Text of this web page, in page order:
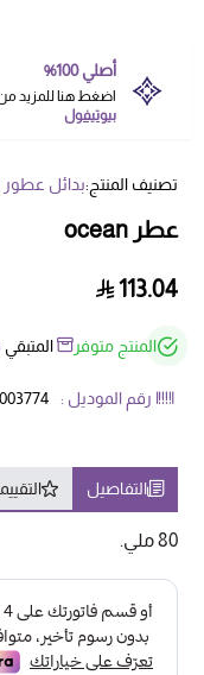
أصلي 100%
اضغط هنا للمزيد
بيوتيفول
تصنيف المنتج:بدائل عطور
عطر ocean
113.04
المنتج متوفر المتبقي
رقم الموديل :
التفاصيل
80 ملي.